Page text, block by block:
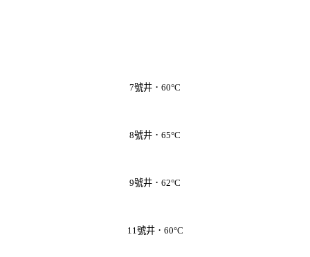
7號井．60°C
8號井．65°C
9號井．62°C
11號井．60°C